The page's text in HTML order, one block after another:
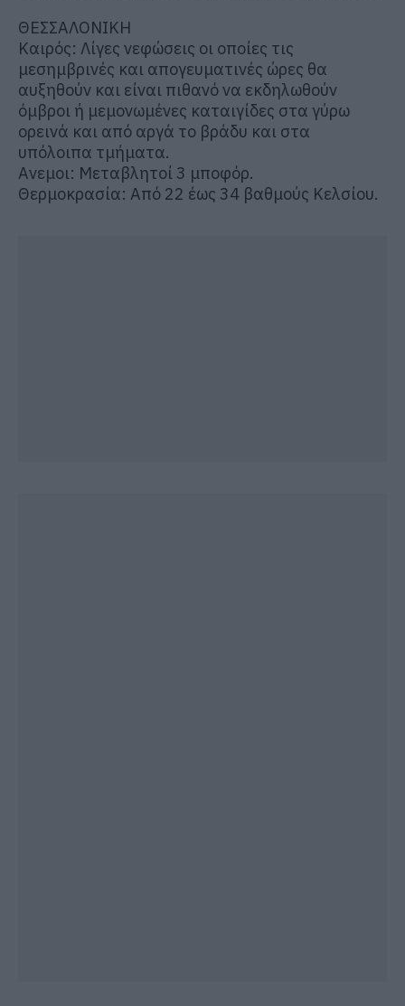
ΘΕΣΣΑΛΟΝΙΚΗ
Καιρός: Λίγες νεφώσεις οι οποίες τις
μεσημβρινές και απογευματινές ώρες θα
αυξηθούν και είναι πιθανό να εκδηλωθούν
όμβροι ή μεμονωμένες καταιγίδες στα γύρω
ορεινά και από αργά το βράδυ και στα
υπόλοιπα τμήματα.
Ανεμοι: Μεταβλητοί 3 μποφόρ.
Θερμοκρασία: Από 22 έως 34 βαθμούς Κελσίου.